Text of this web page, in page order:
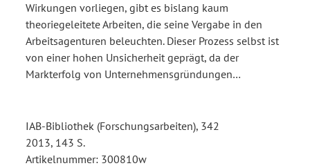
Wirkungen vorliegen, gibt es bislang kaum
theoriegeleitete Arbeiten, die seine Vergabe in den
Arbeitsagenturen beleuchten. Dieser Prozess selbst ist
von einer hohen Unsicherheit geprägt, da der
Markterfolg von Unternehmensgründungen…
IAB-Bibliothek (Forschungsarbeiten), 342
2013, 143 S.
Artikelnummer: 300810w